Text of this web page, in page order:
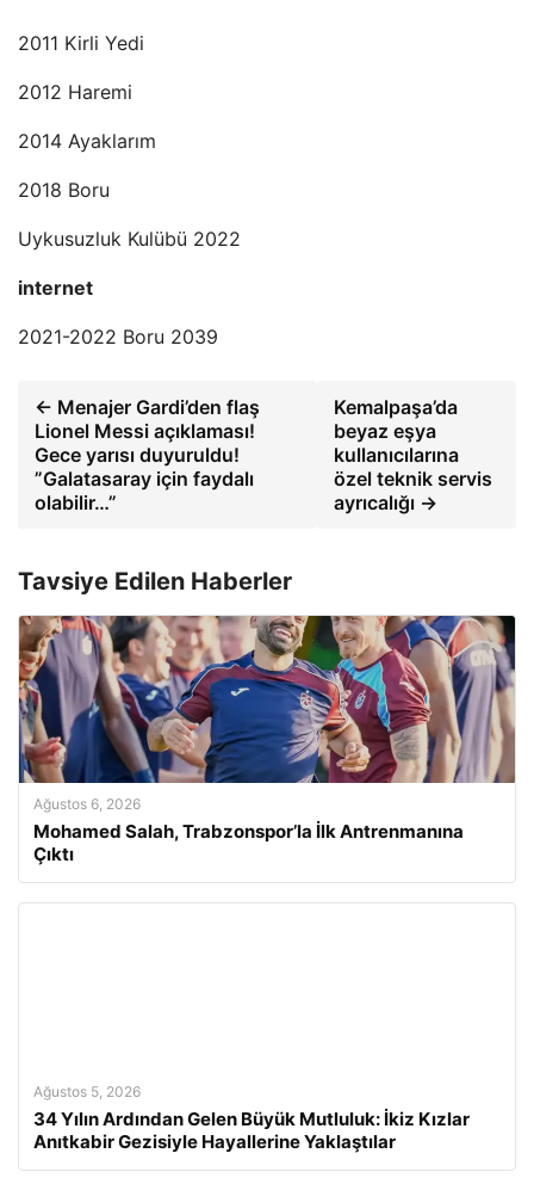
2011 Kirli Yedi
2012 Haremi
2014 Ayaklarım
2018 Boru
Uykusuzluk Kulübü 2022
internet
2021-2022 Boru 2039
← Menajer Gardi’den flaş
Lionel Messi açıklaması!
Gece yarısı duyuruldu!
”Galatasaray için faydalı
olabilir…”
Kemalpaşa’da
beyaz eşya
kullanıcılarına
özel teknik servis
ayrıcalığı →
Tavsiye Edilen Haberler
Ağustos 6, 2026
Mohamed Salah, Trabzonspor’la İlk Antrenmanına
Çıktı
Ağustos 5, 2026
34 Yılın Ardından Gelen Büyük Mutluluk: İkiz Kızlar
Anıtkabir Gezisiyle Hayallerine Yaklaştılar